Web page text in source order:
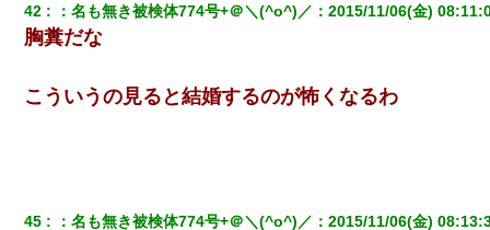
42 ：名も無き被検体774号+＠＼(^o^)／ ：2015/11/06(金)
胸糞だな
こういうの見ると結婚するのが怖くなるわ
45 ：名も無き被検体774号+＠＼(^o^)／ ：2015/11/06(金)